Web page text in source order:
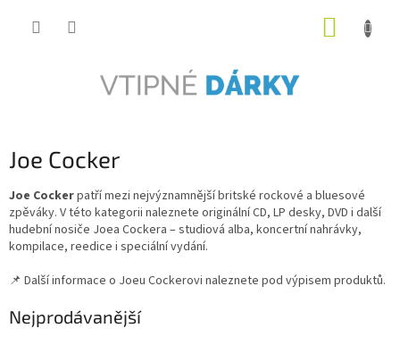
Joe Cocker
Joe Cockerpatří mezi nejvýznamnější britské rockové a bluesové
zpěváky. V této kategorii naleznete originální CD, LP desky, DVD i další
hudební nosiče Joea Cockera – studiová alba, koncertní nahrávky,
kompilace, reedice i speciální vydání.
📌 Další informace o Joeu Cockerovi naleznete pod výpisem produktů.
Nejprodávanější